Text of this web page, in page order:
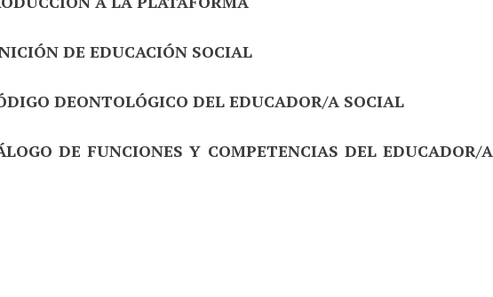
DE EDUCACIÓN SOCIAL
DEONTOLÓGICO DEL EDUCADOR/A SOCIAL
DE FUNCIONES Y COMPETENCIAS DEL EDUCADOR/A